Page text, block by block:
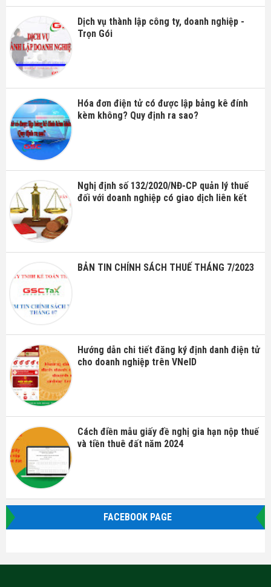
Dịch vụ thành lập công ty, doanh nghiệp -
Trọn Gói
Hóa đơn điện tử có được lập bảng kê đính
kèm không? Quy định ra sao?
Nghị định số 132/2020/NĐ-CP quản lý thuế
đối với doanh nghiệp có giao dịch liên kết
BẢN TIN CHÍNH SÁCH THUẾ THÁNG 7/2023
Hướng dẫn chi tiết đăng ký định danh điện tử
cho doanh nghiệp trên VNeID
Cách điền mẫu giấy đề nghị gia hạn nộp thuế
và tiền thuê đất năm 2024
FACEBOOK PAGE